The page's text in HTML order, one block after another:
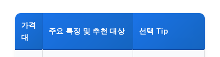
가격
대
주요 특징 및 추천 대상 선택 Tip